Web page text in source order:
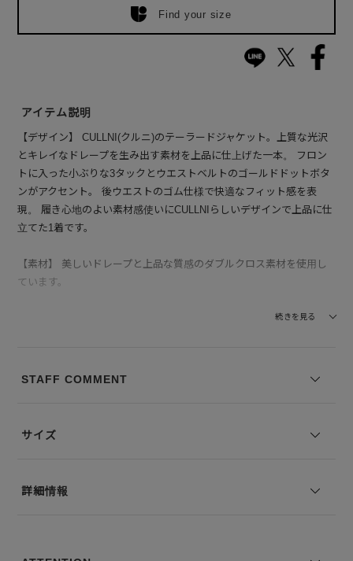
Find your size
アイテム説明
【デザイン】 CULLNI(クルニ)のテーラードジャケット。上質な光沢
とキレイなドレープを生み出す素材を上品に仕上げた一本。 フロン
トに入った小ぶりな3タックとウエストベルトのゴールドドットボタ
ンがアクセント。 後ウエストのゴム仕様で快適なフィット感を表
現。 履き心地のよい素材感使いにCULLNIらしいデザインで上品に仕
立てた1着です。
【素材】 美しいドレープと上品な質感のダブルクロス素材を使用し
ています。
ご了承ください。
続きを見る
STAFF COMMENT
サイズ
詳細情報